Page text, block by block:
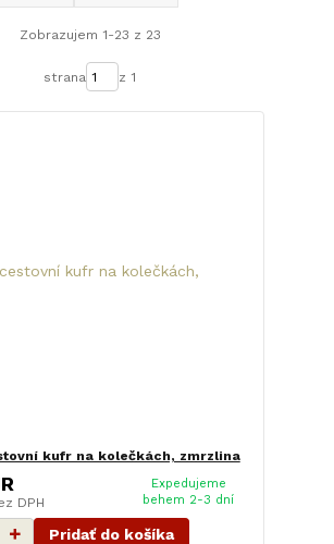
Zobrazujem 1-23 z 23
strana z 1
kufr na kolečkách, zmrzlina
DPH
Expedujeme
behem 2-3 dní
Pridať do košíka